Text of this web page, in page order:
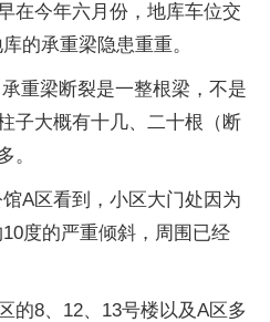
在今年六月份，地库车位交
的承重梁隐患重重。
重梁断裂是一整根梁，不是
子大概有十几、二十根（断
。
A区看到，小区大门处因为
度的严重倾斜，周围已经
的8、12、13号楼以及A区多